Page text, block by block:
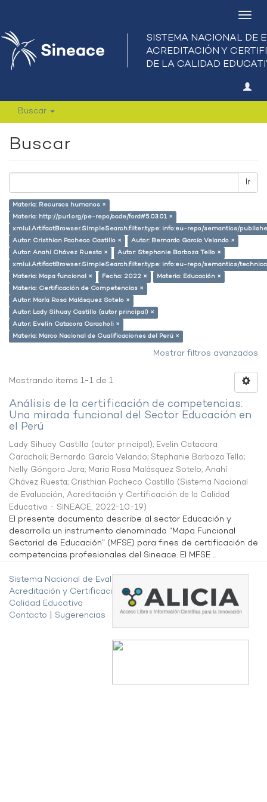
Buscar
Buscar
Ir
Materia: Recursos humanos ×
Materia: http://purl.org/pe-repo/ocde/ford#5.03.01 ×
xmlui.ArtifactBrowser.SimpleSearch.filter.type: info:eu-repo/semantics/
Autor: Cristhian Pacheco Castillo ×
Autor: Bernardo García Velando ×
Autor: Anahí Chávez Ruesta ×
Autor: Stephanie Barboza Tello ×
xmlui.ArtifactBrowser.SimpleSearch.filter.type: info:eu-repo/semantics/
Materia: Mapa funcional ×
Fecha: 2022 ×
Materia: Educación ×
Materia: Certificación de Competencias ×
Autor: María Rosa Malásquez Sotelo ×
Autor: Lady Sihuay Castillo (autor principal) ×
Autor: Evelin Catacora Caracholi ×
Materia: Marco Nacional de Cualificaciones del Perú ×
Mostrar filtros avanzados
Mostrando ítems 1-1 de 1
Análisis de la certificación de competencias:
Una mirada funcional del Sector Educación en
el Perú
Lady Sihuay Castillo (autor principal); Evelin Catacora
Caracholi; Bernardo García Velando; Stephanie Barboza Tello;
Nelly Góngora Jara; María Rosa Malásquez Sotelo; Anahí
Chávez Ruesta; Cristhian Pacheco Castillo (Sistema Nacional
de Evaluación, Acreditación y Certificación de la Calidad
Educativa - SINEACE, 2022-10-19)
El presente documento describe al sector Educación y
desarrolla un instrumento denominado “Mapa Funcional
Sectorial de Educación” (MFSE) para fines de certificación de
competencias profesionales del Sineace. El MFSE ...
Sistema Nacional de Evaluación,
Acreditación y Certificación de la
Calidad Educativa
Contacto
Sugerencias